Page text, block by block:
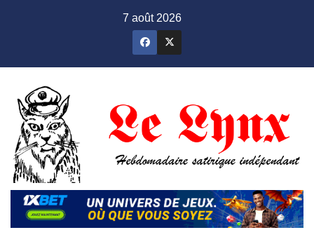
7 août 2026